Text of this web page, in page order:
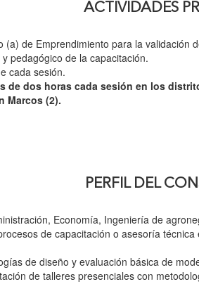
ACTIVIDADES
(a) de Emprendimiento para la validación
pedagógico de la capacitación.
cada sesión.
de dos horas cada sesión en los
Marcos (2).
PERFIL DEL
Economía, Ingeniería de
de capacitación o asesoría
de diseño y evaluación básica de
de talleres presenciales con